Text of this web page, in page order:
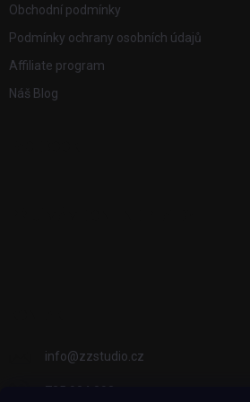
Obchodní podmínky
Podmínky ochrany osobních údajů
Affiliate program
Náš Blog
info@zzstudio.cz
725 934 392